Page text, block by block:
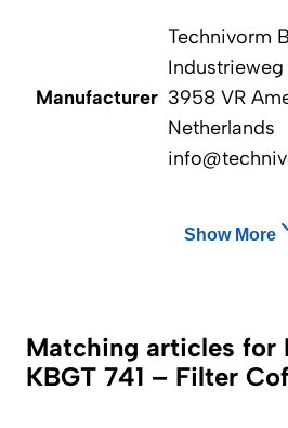
Manufacturer
Technivorm
3958 VR
Netherlands
Show More
Matching articles for
KBGT 741 – Filter